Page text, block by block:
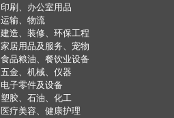
印刷、办公室用品
运输、物流
建造、装修、环保工程
家居用品及服务、宠物
食品粮油、餐饮业设备
五金、机械、仪器
电子零件及设备
塑胶、石油、化工
医疗美容、健康护理